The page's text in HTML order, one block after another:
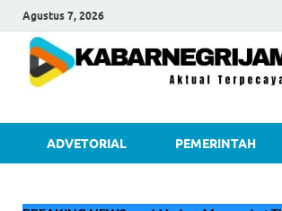
Agustus 7, 2026
ADVETORIAL PEMERINTAH